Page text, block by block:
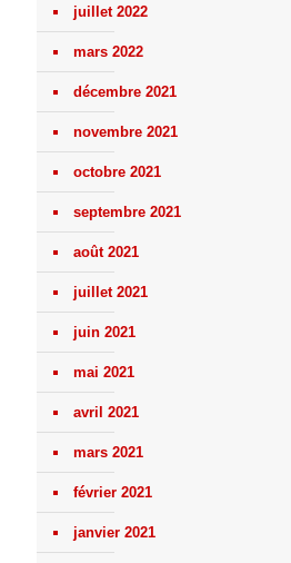
juillet 2022
mars 2022
décembre 2021
novembre 2021
octobre 2021
septembre 2021
août 2021
juillet 2021
juin 2021
mai 2021
avril 2021
mars 2021
février 2021
janvier 2021